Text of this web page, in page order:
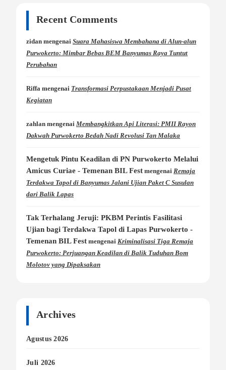
Recent Comments
zidan mengenai Suara Mahasiswa Membahana di Alun-alun
Purwokerto: Mimbar Bebas BEM Banyumas Raya Tuntut
Perubahan
Riffa mengenai Transformasi Perpustakaan Menjadi Pusat
Kegiatan
zahlan mengenai Membangkitkan Api Literasi: PMII Rayon
Dakwah Purwokerto Bedah Nadi Revolusi Tan Malaka
Mengetuk Pintu Keadilan di PN Purwokerto Melalui
Amicus Curiae - Temenan BIL Fest mengenai Remaja
Terdakwa Tapol di Banyumas Jalani Ujian Paket C Susulan
dari Balik Lapas
Tak Terhalang Jeruji: PKBM Perintis Fasilitasi
Ujian bagi Terdakwa Tapol di Lapas Purwokerto -
Temenan BIL Fest mengenai Kriminalisasi Tiga Remaja
Purwokerto: Perjuangan Keadilan di Balik Tuduhan Bom
Molotov yang Dipaksakan
Archives
Agustus 2026
Juli 2026